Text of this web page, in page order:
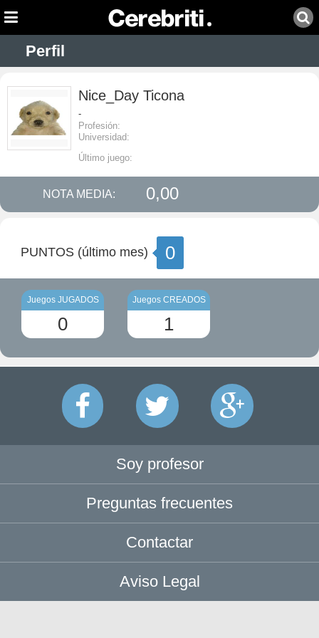
Perfil
Nice_Day Ticona
-
Profesión:
Universidad:
Último juego:
NOTA MEDIA: 0,00
PUNTOS (último mes) 0
Juegos JUGADOS
0
Juegos CREADOS
1
Soy profesor
Preguntas frecuentes
Contactar
Aviso Legal